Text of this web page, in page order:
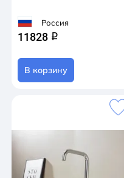
Россия
11828 q
В корзину